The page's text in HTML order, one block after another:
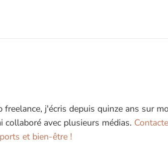
freelance, j'écris depuis quinze ans sur
collaboré avec plusieurs médias.
et bien-être !